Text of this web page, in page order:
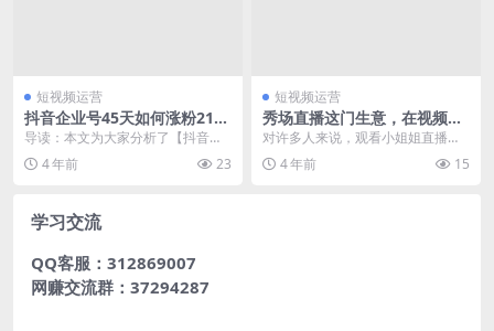
短视频运营
抖音企业号45天如何涨粉21
万？
导读：本文为大家分析了【抖音企
业号经营排行榜-家居建材行业TOP
20】中3家上榜...
4 年前 23
短视频运营
秀场直播这门生意，在视频号
能有新玩法？
对许多人来说，观看小姐姐直播唱
歌、跳舞是一种消磨时间的方式；
但在一些人的眼里，秀...
4 年前 15
学习交流
QQ客服：312869007
网赚交流群：37294287